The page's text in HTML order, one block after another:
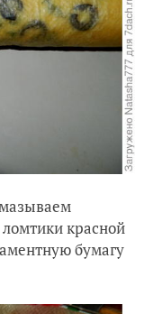
красной
бумагу